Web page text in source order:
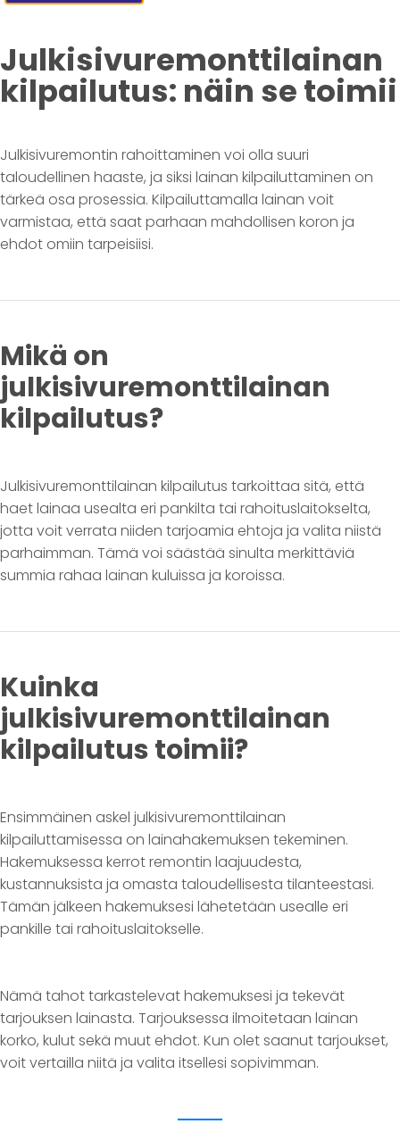
Julkisivuremonttilainan
kilpailutus: näin se toimii
Julkisivuremontin rahoittaminen voi olla suuri
taloudellinen haaste, ja siksi lainan kilpailuttaminen on
tärkeä osa prosessia. Kilpailuttamalla lainan voit
varmistaa, että saat parhaan mahdollisen koron ja
ehdot omiin tarpeisiisi.
Mikä on
julkisivuremonttilainan
kilpailutus?
Julkisivuremonttilainan kilpailutus tarkoittaa sitä, että
haet lainaa usealta eri pankilta tai rahoituslaitokselta,
jotta voit verrata niiden tarjoamia ehtoja ja valita niistä
parhaimman. Tämä voi säästää sinulta merkittäviä
summia rahaa lainan kuluissa ja koroissa.
Kuinka
julkisivuremonttilainan
kilpailutus toimii?
Ensimmäinen askel julkisivuremonttilainan
kilpailuttamisessa on lainahakemuksen tekeminen.
Hakemuksessa kerrot remontin laajuudesta,
kustannuksista ja omasta taloudellisesta tilanteestasi.
Tämän jälkeen hakemuksesi lähetetään usealle eri
pankille tai rahoituslaitokselle.
Nämä tahot tarkastelevat hakemuksesi ja tekevät
tarjouksen lainasta. Tarjouksessa ilmoitetaan lainan
korko, kulut sekä muut ehdot. Kun olet saanut tarjoukset,
voit vertailla niitä ja valita itsellesi sopivimman.